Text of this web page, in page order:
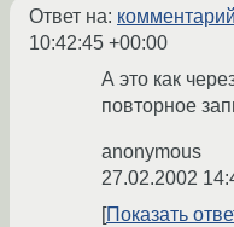
Ответ на: комментарий
10:42:45 +00:00
А это как
повторное
anonymous
27.02.2002
Показать